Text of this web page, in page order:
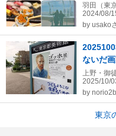
羽田（東京
2024/08/
by usako
ないだ画
上野・御
2025/10/
by
東京